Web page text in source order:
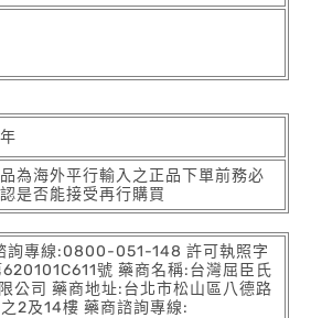
為海外平行輸入之正品下單前務必
是否能接受再行購買
詢專線:0800-051-148 許可執照字
號 藥商名稱:台灣屈臣氏
公司 藥商地址:台北市松山區八德路
2及14樓 藥商諮詢專線: